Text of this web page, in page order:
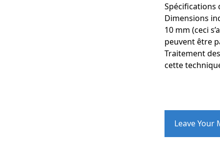
Spécifications
Dimensions
10 mm (ceci
peuvent être
Traitement
cette
Sur les circuits
exigences
moitié du bord
Cette approche
Défis de la
est très faible et
résiduelles
trous, et une
Leave Your